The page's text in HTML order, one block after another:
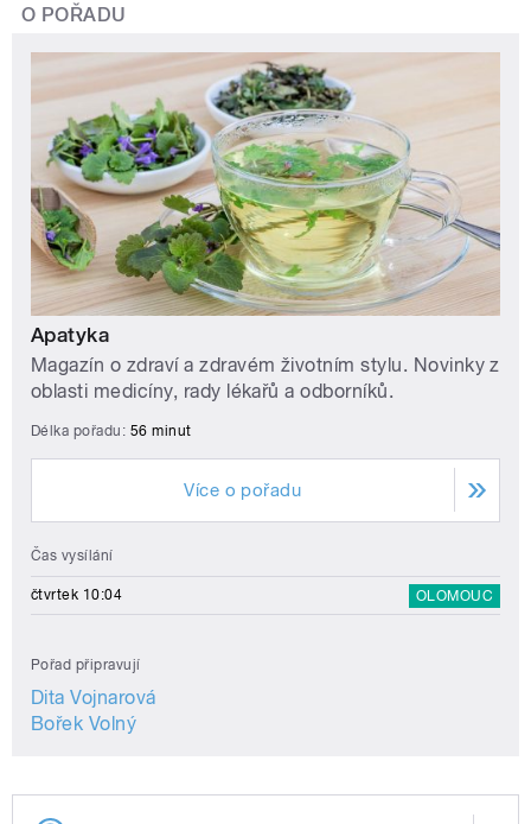
O POŘADU
Apatyka
Magazín o zdraví a zdravém životním stylu. Novinky z
oblasti medicíny, rady lékařů a odborníků.
Délka pořadu: 56 minut
Více o pořadu
Čas vysílání
čtvrtek 10:04 OLOMOUC
Pořad připravují
Dita Vojnarová
Bořek Volný